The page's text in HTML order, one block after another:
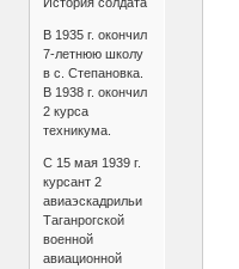
В 1935 г. окончил
7-летнюю школу
в с. Степановка.
В 1938 г. окончил
2 курса
техникума.
С 15 мая 1939 г.
курсант 2
авиаэскадрильи
Таганрогской
военной
авиационной